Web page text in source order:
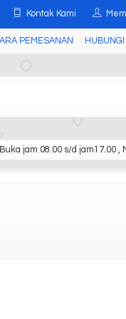
Kontak Kami
PEMESANAN HUBUNGI
Buka jam 08.00 s/d jam17.00 ,